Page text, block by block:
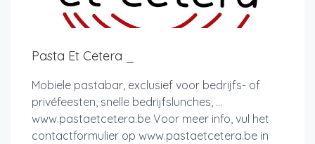
Pasta Et Cetera _
Mobiele pastabar, exclusief voor bedrijfs- of
privéfeesten, snelle bedrijfslunches, ...
www.pastaetcetera.be Voor meer info, vul het
contactformulier op www.pastaetcetera.be in